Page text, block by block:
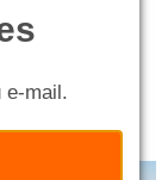
e-mail.
de
de